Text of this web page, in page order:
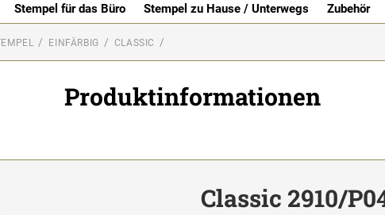
Stempel für das Büro Stempel zu Hause / Unterwegs Zubehör
EINFÄRBIG CLASSIC
Produktinformationen
Classic 2910/